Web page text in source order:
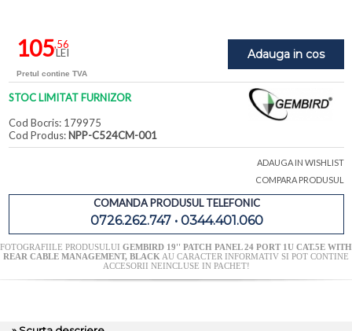
Adauga in cos
105,56
LEI
Pretul contine TVA
STOC LIMITAT FURNIZOR
Cod Bocris: 179975
Cod Produs: NPP-C524CM-001
ADAUGA IN WISHLIST
COMPARA PRODUSUL
COMANDA PRODUSUL TELEFONIC
0726.262.747 • 0344.401.060
FOTOGRAFIILE PRODUSULUI GEMBIRD 19'' PATCH PANEL 24 PORT 1U CAT.5E WITH
REAR CABLE MANAGEMENT, BLACK AU CARACTER INFORMATIV SI POT CONTINE
ACCESORII NEINCLUSE IN PACHET!